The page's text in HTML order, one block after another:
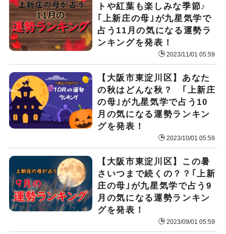
トや紅葉も楽しみな季節♪
｢上新庄の母｣が九星気学で
占う11月の気になる運勢ラ
ンキングを発表！
2023/11/01 05:59
【大阪市東淀川区】あなた
の秋はどんな秋？ ｢上新庄
の母｣が九星気学で占う10
月の気になる運勢ランキン
グを発表！
2023/10/01 05:59
【大阪市東淀川区】この暑
さいつまで続くの？？｢上新
庄の母｣が九星気学で占う9
月の気になる運勢ランキン
グを発表！
2023/09/01 05:59